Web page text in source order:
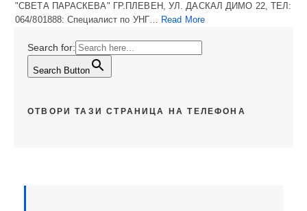
"СВЕТА ПАРАСКЕВА" ГР.ПЛЕВЕН, УЛ. ДАСКАЛ ДИМО 22, ТЕЛ:
064/801888: Специалист по УНГ… Read More
Search for:
Search Button
ОТВОРИ ТАЗИ СТРАНИЦА НА ТЕЛЕФОНА